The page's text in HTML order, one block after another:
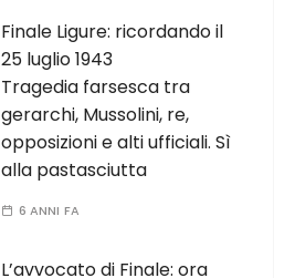
Finale Ligure: ricordando il
25 luglio 1943
Tragedia farsesca tra
gerarchi, Mussolini, re,
opposizioni e alti ufficiali. Sì
alla pastasciutta
6 ANNI FA
L’avvocato di Finale: ora